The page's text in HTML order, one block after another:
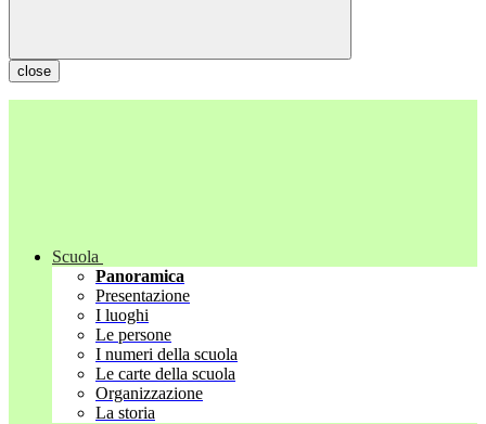
close
Scuola
Panoramica
Presentazione
I luoghi
Le persone
I numeri della scuola
Le carte della scuola
Organizzazione
La storia